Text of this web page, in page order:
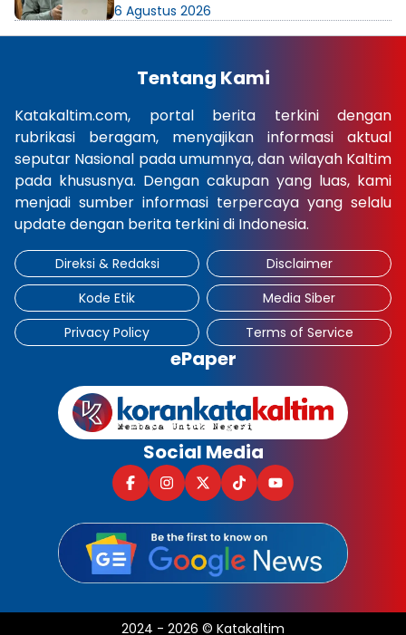
Publik
6 Agustus 2026
Tentang Kami
Katakaltim.com, portal berita terkini dengan
rubrikasi beragam, menyajikan informasi aktual
seputar Nasional pada umumnya, dan wilayah Kaltim
pada khususnya. Dengan cakupan yang luas, kami
menjadi sumber informasi terpercaya yang selalu
update dengan berita terkini di Indonesia.
Direksi & Redaksi
Disclaimer
Kode Etik
Media Siber
Privacy Policy
Terms of Service
ePaper
Social Media
2024 - 2026 © Katakaltim